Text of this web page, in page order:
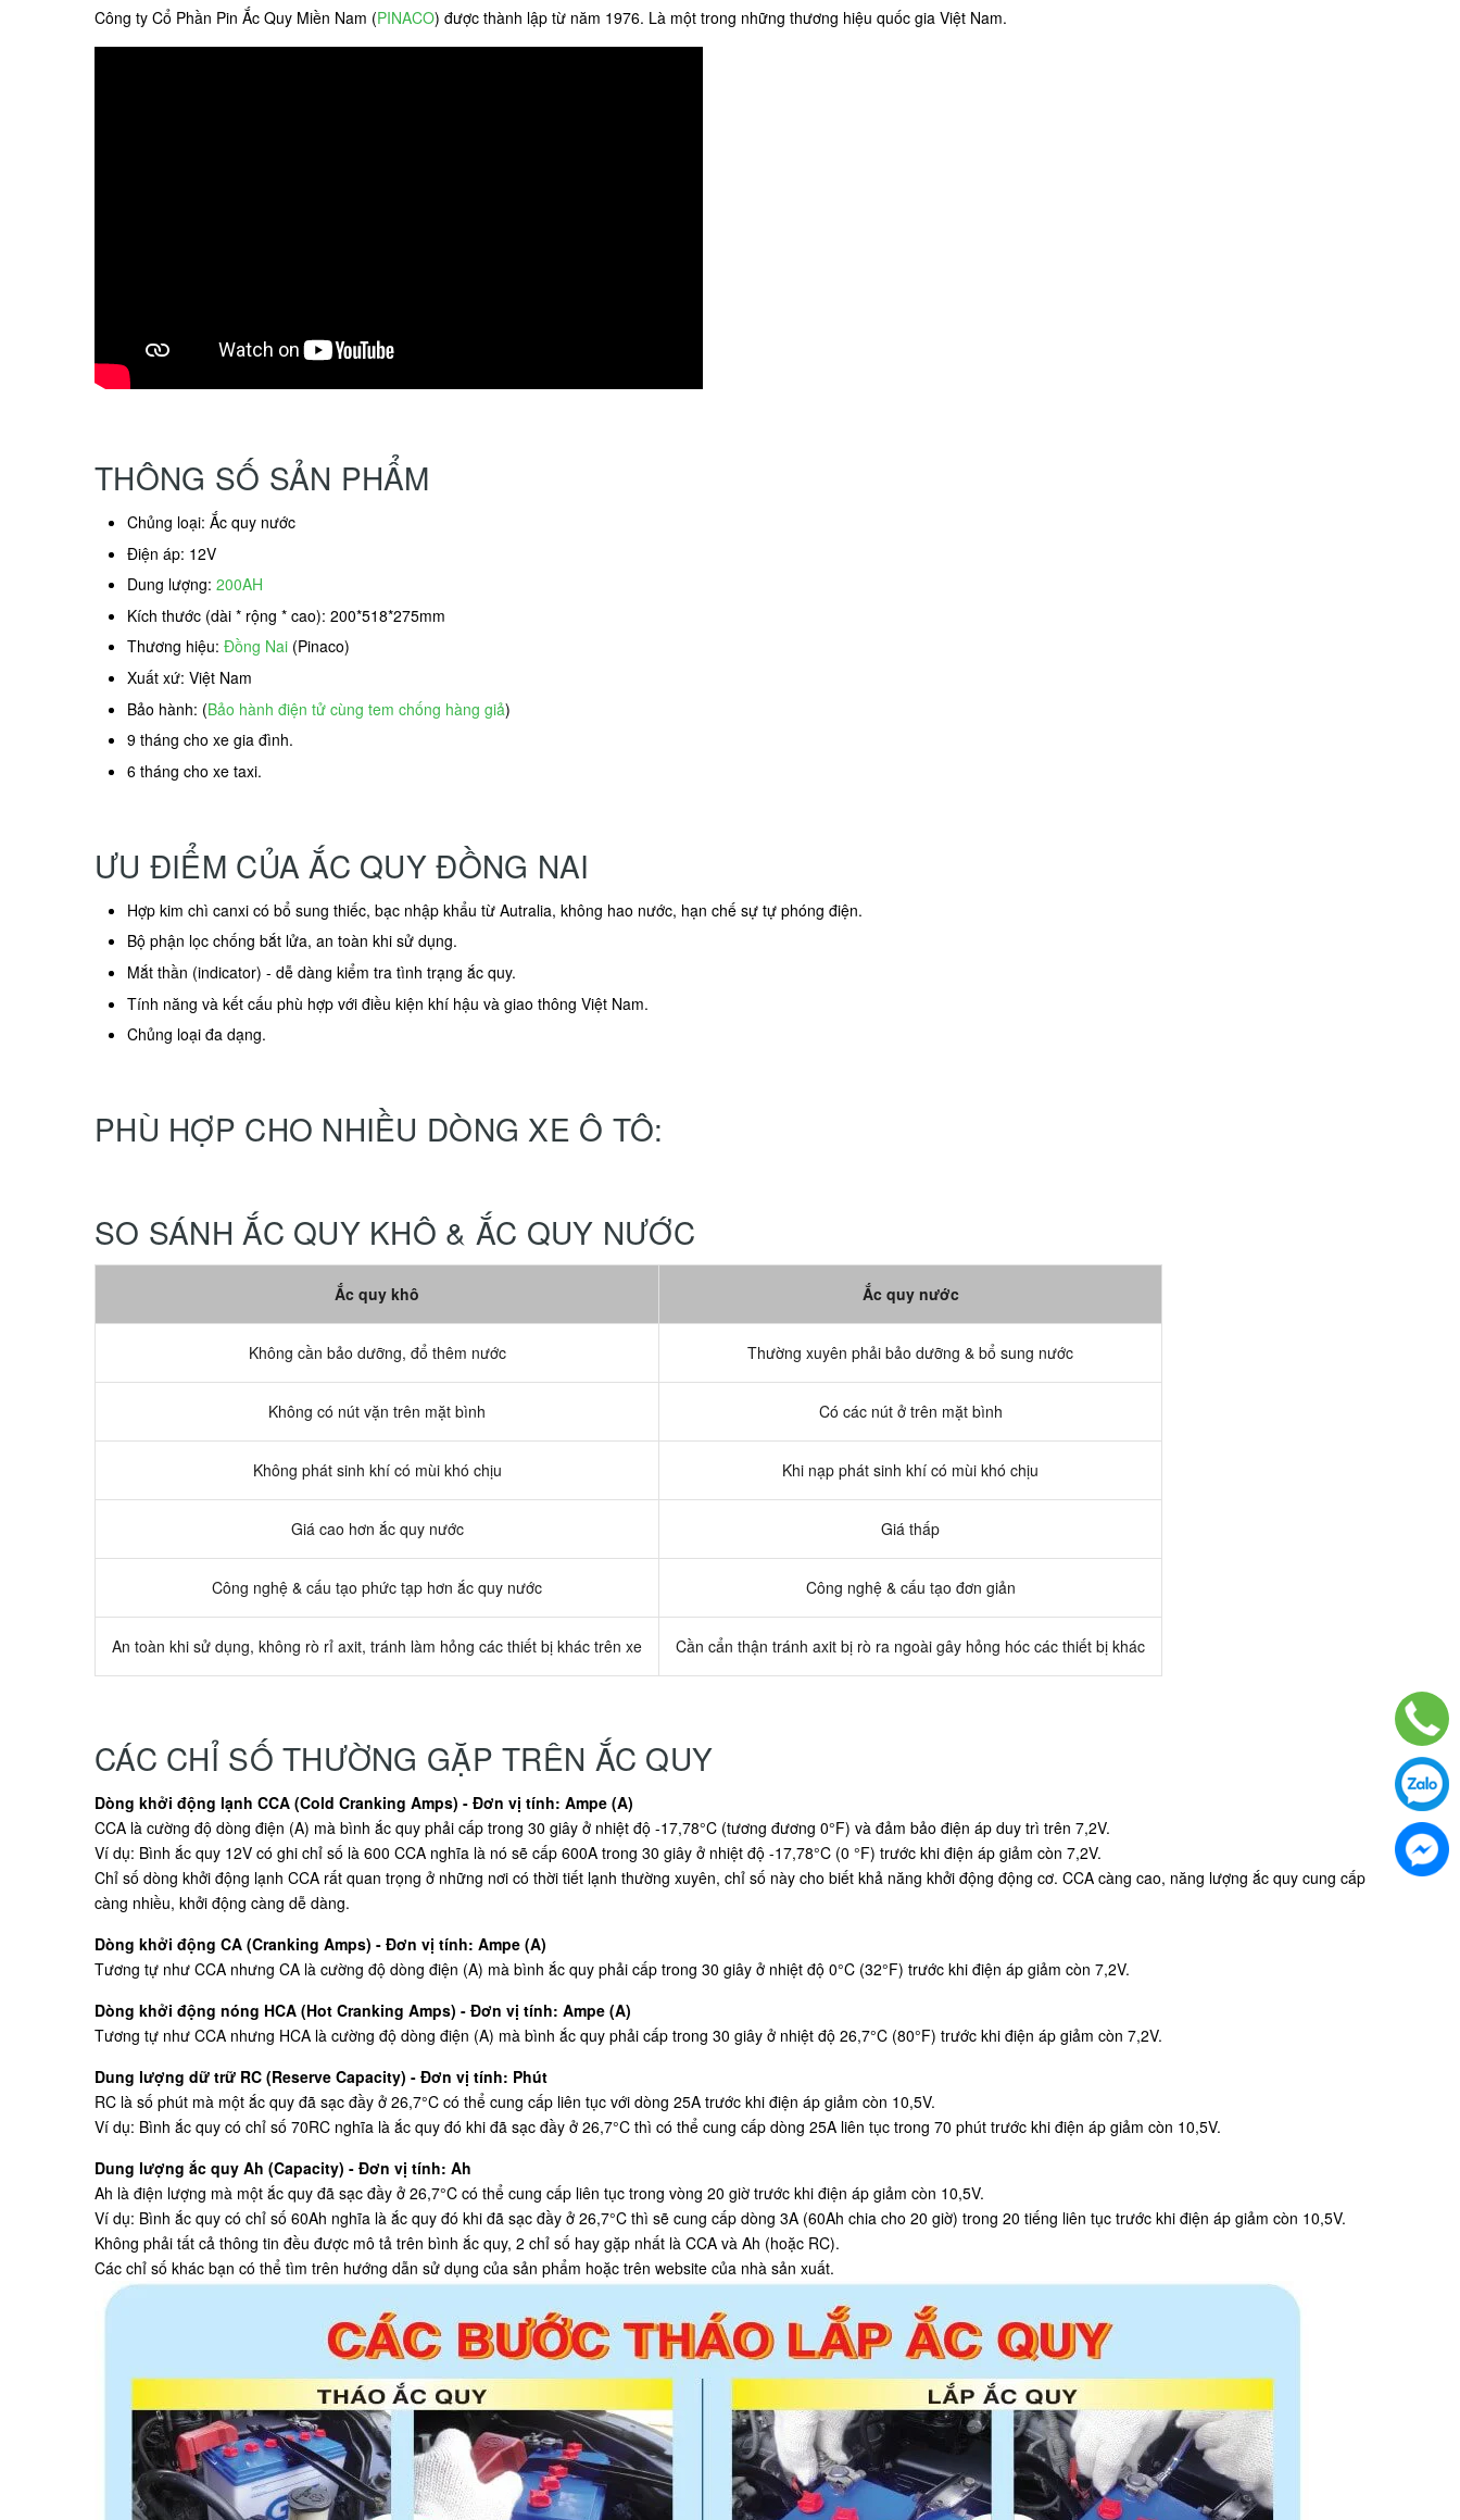
Công ty Cổ Phần Pin Ắc Quy Miền Nam (PINACO) được thành lập từ năm 1976. Là một trong những thương hiệu quốc gia Việt Nam.
THÔNG SỐ SẢN PHẨM
Chủng loại: Ắc quy nước
Điện áp: 12V
Dung lượng: 200AH
Kích thước (dài * rộng * cao): 200*518*275mm
Thương hiệu: Đồng Nai (Pinaco)
Xuất xứ: Việt Nam
Bảo hành: (Bảo hành điện tử cùng tem chống hàng giả)
9 tháng cho xe gia đình.
6 tháng cho xe taxi.
ƯU ĐIỂM CỦA ẮC QUY ĐỒNG NAI
Hợp kim chì canxi có bổ sung thiếc, bạc nhập khẩu từ Autralia, không hao nước, hạn chế sự tự phóng điện.
Bộ phận lọc chống bắt lửa, an toàn khi sử dụng.
Mắt thần (indicator) - dễ dàng kiểm tra tình trạng ắc quy.
Tính năng và kết cấu phù hợp với điều kiện khí hậu và giao thông Việt Nam.
Chủng loại đa dạng.
PHÙ HỢP CHO NHIỀU DÒNG XE Ô TÔ:
SO SÁNH ẮC QUY KHÔ & ẮC QUY NƯỚC
Ắc quy khô Ắc quy nước
Không cần bảo dưỡng, đổ thêm nước Thường xuyên phải bảo dưỡng & bổ sung nước
Không có nút vặn trên mặt bình Có các nút ở trên mặt bình
Không phát sinh khí có mùi khó chịu Khi nạp phát sinh khí có mùi khó chịu
Giá cao hơn ắc quy nước Giá thấp
Công nghệ & cấu tạo phức tạp hơn ắc quy nước Công nghệ & cấu tạo đơn giản
An toàn khi sử dụng, không rò rỉ axit, tránh làm hỏng các thiết bị khác trên xe Cần cẩn thận tránh axit bị rò ra ngoài gây hỏng hóc các thiết bị khác
CÁC CHỈ SỐ THƯỜNG GẶP TRÊN ẮC QUY
Dòng khởi động lạnh CCA (Cold Cranking Amps) - Đơn vị tính: Ampe (A)
CCA là cường độ dòng điện (A) mà bình ắc quy phải cấp trong 30 giây ở nhiệt độ -17,78°C (tương đương 0°F) và đảm bảo điện áp duy trì trên 7,2V.
Ví dụ: Bình ắc quy 12V có ghi chỉ số là 600 CCA nghĩa là nó sẽ cấp 600A trong 30 giây ở nhiệt độ -17,78°C (0 °F) trước khi điện áp giảm còn 7,2V.
Chỉ số dòng khởi động lạnh CCA rất quan trọng ở những nơi có thời tiết lạnh thường xuyên, chỉ số này cho biết khả năng khởi động động cơ. CCA càng cao, năng lượng ắc quy cung cấp
càng nhiều, khởi động càng dễ dàng.
Dòng khởi động CA (Cranking Amps) - Đơn vị tính: Ampe (A)
Tương tự như CCA nhưng CA là cường độ dòng điện (A) mà bình ắc quy phải cấp trong 30 giây ở nhiệt độ 0°C (32°F) trước khi điện áp giảm còn 7,2V.
Dòng khởi động nóng HCA (Hot Cranking Amps) - Đơn vị tính: Ampe (A)
Tương tự như CCA nhưng HCA là cường độ dòng điện (A) mà bình ắc quy phải cấp trong 30 giây ở nhiệt độ 26,7°C (80°F) trước khi điện áp giảm còn 7,2V.
Dung lượng dữ trữ RC (Reserve Capacity) - Đơn vị tính: Phút
RC là số phút mà một ắc quy đã sạc đầy ở 26,7°C có thể cung cấp liên tục với dòng 25A trước khi điện áp giảm còn 10,5V.
Ví dụ: Bình ắc quy có chỉ số 70RC nghĩa là ắc quy đó khi đã sạc đầy ở 26,7°C thì có thể cung cấp dòng 25A liên tục trong 70 phút trước khi điện áp giảm còn 10,5V.
Dung lượng ắc quy Ah (Capacity) - Đơn vị tính: Ah
Ah là điện lượng mà một ắc quy đã sạc đầy ở 26,7°C có thể cung cấp liên tục trong vòng 20 giờ trước khi điện áp giảm còn 10,5V.
Ví dụ: Bình ắc quy có chỉ số 60Ah nghĩa là ắc quy đó khi đã sạc đầy ở 26,7°C thì sẽ cung cấp dòng 3A (60Ah chia cho 20 giờ) trong 20 tiếng liên tục trước khi điện áp giảm còn 10,5V.
Không phải tất cả thông tin đều được mô tả trên bình ắc quy, 2 chỉ số hay gặp nhất là CCA và Ah (hoặc RC).
Các chỉ số khác bạn có thể tìm trên hướng dẫn sử dụng của sản phẩm hoặc trên website của nhà sản xuất.